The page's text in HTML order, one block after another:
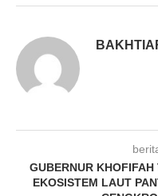
GUBERNUR
EKOSISTEM LAUT